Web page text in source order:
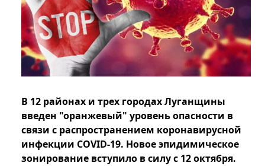
В 12 районах и трех городах Луганщины
введен "оранжевый" уровень опасности в
связи с распространением коронавирусной
инфекции COVID-19. Новое эпидимическое
зонирование вступило в силу с 12 октября.